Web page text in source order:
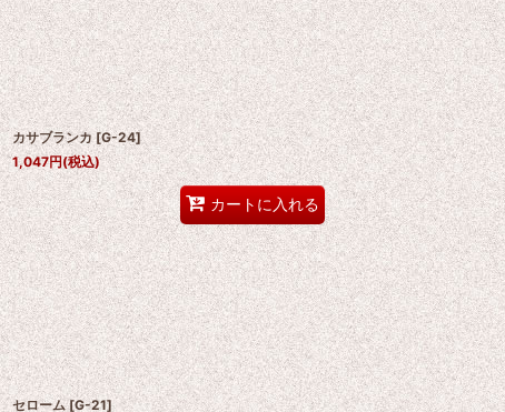
カサブランカ [G-24]
1,047円(税込)
カートに入れる
セローム [G-21]